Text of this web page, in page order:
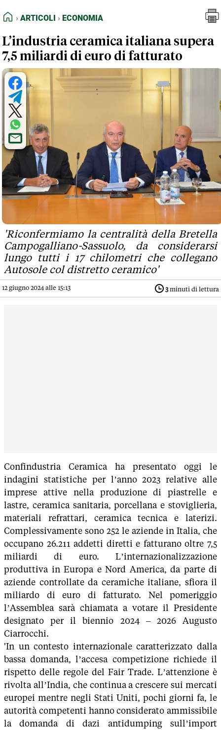
FEED RSS
NORMATIVE DEONTOLOGICHE
TERMINI e CONDIZIONI
HOME
ARTICOLI ECONOMIA
L’industria ceramica italiana supera
7,5 miliardi di euro di fatturato
'Riconfermiamo la centralità della Bretella
Campogalliano-Sassuolo, da considerarsi
lungo tutti i 17 chilometri che collegano
Autosole col distretto ceramico'
12 giugno 2024 alle 15:13 3minuti di lettura
Confindustria Ceramica ha presentato oggi le
indagini statistiche per l’anno 2023 relative alle
imprese attive nella produzione di piastrelle e
lastre, ceramica sanitaria, porcellana e stoviglieria,
materiali refrattari, ceramica tecnica e laterizi.
Complessivamente sono 252 le aziende in Italia, che
occupano 26.211 addetti diretti e fatturano oltre 7,5
miliardi di euro. L’internazionalizzazione
produttiva in Europa e Nord America, da parte di
aziende controllate da ceramiche italiane, sfiora il
miliardo di euro di fatturato. Nel pomeriggio
l’Assemblea sarà chiamata a votare il Presidente
designato per il biennio 2024 – 2026 Augusto
Ciarrocchi.
'In un contesto internazionale caratterizzato dalla
bassa domanda, l’accesa competizione richiede il
rispetto delle regole del Fair Trade. L’attenzione è
rivolta all’India, che continua a crescere sui mercati
europei mentre negli Stati Uniti, pochi giorni fa, le
autorità competenti hanno considerato ammissibile
la domanda di dazi antidumping sull’import